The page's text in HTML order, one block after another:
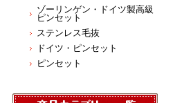
ゾーリンゲン・ドイツ製高級
ピンセット
ステンレス毛抜
ドイツ・ピンセット
ピンセット